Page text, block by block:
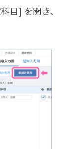
目] を開き、